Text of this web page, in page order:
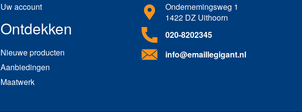
Uw account
Ontdekken
Nieuwe producten
Aanbiedingen
Maatwerk
Ondernemingsweg 1
1422 DZ Uithoorn
020-8202345
info@emaillegigant.nl